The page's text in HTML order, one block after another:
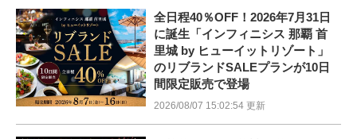
全日程40％OFF！2026年7月31日
に誕生「インフィニシス 那覇 首
里城 by ヒューイットリゾート」
のリブランドSALEプランが10日
間限定販売で登場
2026/08/07 15:02:54 更新